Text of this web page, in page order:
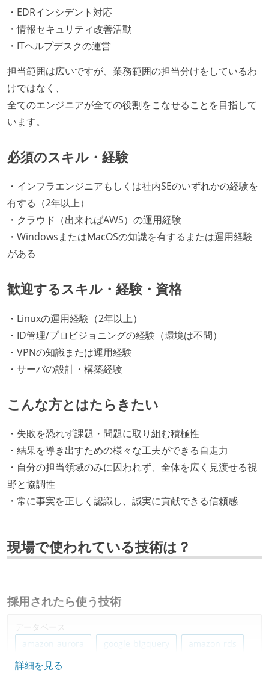
・EDRインシデント対応
・情報セキュリティ改善活動
・ITヘルプデスクの運営
担当範囲は広いですが、業務範囲の担当分けをしているわ
けではなく、
全てのエンジニアが全ての役割をこなせることを目指して
います。
必須のスキル・経験
・インフラエンジニアもしくは社内SEのいずれかの経験を
有する（2年以上）
・クラウド（出来ればAWS）の運用経験
・WindowsまたはMacOSの知識を有するまたは運用経験
がある
歓迎するスキル・経験・資格
・Linuxの運用経験（2年以上）
・ID管理/プロビジョニングの経験（環境は不問）
・VPNの知識または運用経験
・サーバの設計・構築経験
こんな方とはたらきたい
・失敗を恐れず課題・問題に取り組む積極性
・結果を導き出すための様々な工夫ができる自走力
・自分の担当領域のみに囚われず、全体を広く見渡せる視
野と協調性
・常に事実を正しく認識し、誠実に貢献できる信頼感
現場で使われている技術は？
採用されたら使う技術
データベース
amazon-aurora
google-bigquery amazon-rds
ソースコード管理
詳細を見る